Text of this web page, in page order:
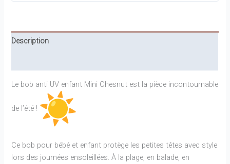
Description
Le bob anti UV enfant Mini Chesnut est la pièce incontournable
de l’été !
Ce bob pour bébé et enfant protège les petites têtes avec style
lors des journées ensoleillées. À la plage, en balade, en